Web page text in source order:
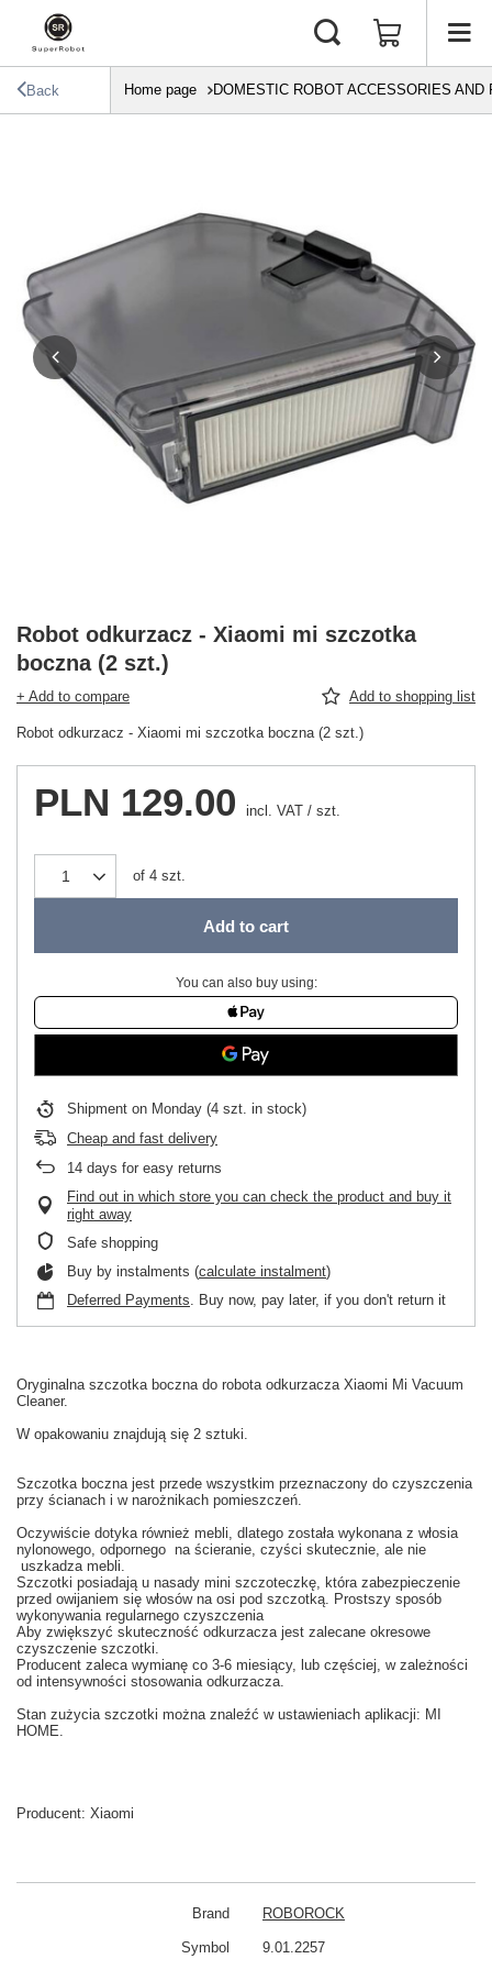
Back Home page DOMESTIC ROBOT ACCESSORIES AND
Robot odkurzacz - Xiaomi mi szczotka
boczna (2 szt.)
+ Add to compare Add to shopping list
Robot odkurzacz - Xiaomi mi szczotka boczna (2 szt.)
PLN 129.00 incl. VAT / szt.
of 4 szt.
Add to cart
You can also buy using:
Shipment on Monday (4 szt. in stock)
Cheap and fast delivery
14 days for easy returns
Find out in which store you can check the product and buy it
right away
Safe shopping
Buy by instalments (calculate instalment)
Deferred Payments. Buy now, pay later, if you don't return it
Oryginalna szczotka boczna do robota odkurzacza Xiaomi Mi Vacuum
Cleaner.
W opakowaniu znajdują się 2 sztuki.
Szczotka boczna jest przede wszystkim przeznaczony do czyszczenia
przy ścianach i w narożnikach pomieszczeń.
Oczywiście dotyka również mebli, dlatego została wykonana z włosia
nylonowego, odpornego na ścieranie, czyści skutecznie, ale nie
uszkadza mebli.
Szczotki posiadają u nasady mini szczoteczkę, którazabezpieczenie
przed owijaniem się włosów na osi pod szczotką. Prostszy sposób
wykonywania regularnego czyszczenia
Aby zwiększyć skuteczność odkurzacza jest zalecane okresowe
czyszczenie szczotki.
Producent zaleca wymianę co 3-6 miesiący, lub częściej, w zależności
od intensywności stosowania odkurzacza.
Stan zużycia szczotki można znaleźć w ustawieniach aplikacji: MI
HOME.
Producent: Xiaomi
Brand ROBOROCK
Symbol 9.01.2257